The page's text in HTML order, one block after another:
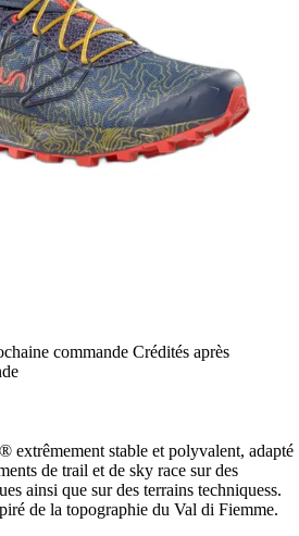
commande Crédités après
extrêmement stable et polyvalent, adapté
de trail et de sky race sur des
ainsi que sur des terrains techniquess.
de la topographie du Val di Fiemme.